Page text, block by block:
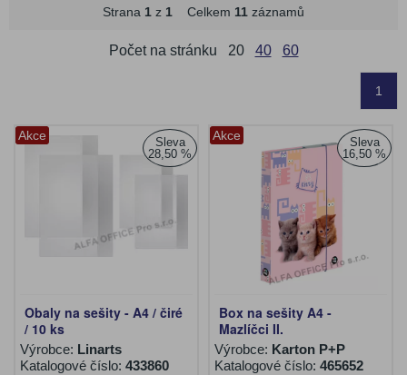
Strana 1 z 1 Celkem 11 záznamů
Počet na stránku 20 40 60
1
Akce
Sleva
28,50 %
Obaly na sešity - A4 / čiré
/ 10 ks
Výrobce: Linarts
Katalogové číslo: 433860
Akce
Sleva
16,50 %
Box na sešity A4 -
Mazlíčci II.
Výrobce: Karton P+P
Katalogové číslo: 465652